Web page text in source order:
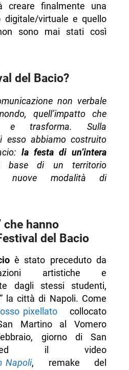
finalmente una
virtuale e quello
sono mai stati così
del Bacio?
non verbale
quell’impatto che
e trasforma. Sulla
esso abbiamo costruito
la festa di un’intera
di un territorio
nuove modalità di
che hanno
del Bacio
è stato preceduto da
artistiche e
dagli stessi studenti,
la città di Napoli. Come
pixellatocollocato
Martino al Vomero
giorno di San
ed il video
Napoli, remake del